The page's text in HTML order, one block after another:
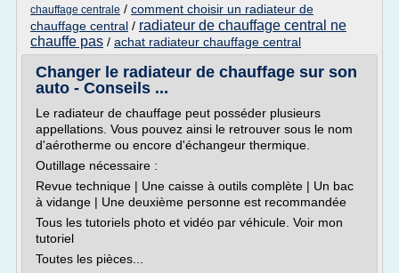
chauffage centrale / comment choisir un radiateur de
chauffage central / radiateur de chauffage central ne
chauffe pas / achat radiateur chauffage central
Changer le radiateur de chauffage sur son
auto - Conseils ...
Le radiateur de chauffage peut posséder plusieurs
appellations. Vous pouvez ainsi le retrouver sous le nom
d'aérotherme ou encore d'échangeur thermique.
Outillage nécessaire :
Revue technique | Une caisse à outils complète | Un bac
à vidange | Une deuxième personne est recommandée
Tous les tutoriels photo et vidéo par véhicule. Voir mon
tutoriel
Toutes les pièces...